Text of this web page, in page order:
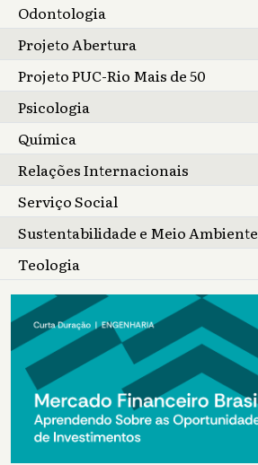
Odontologia
Projeto Abertura
Projeto PUC-Rio Mais de 50
Psicologia
Química
Relações Internacionais
Serviço Social
Sustentabilidade e Meio Ambiente
Teologia